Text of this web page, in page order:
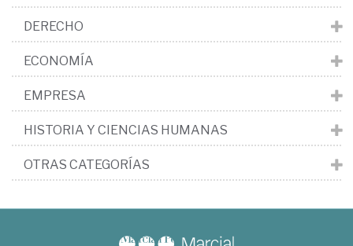
DERECHO
ECONOMÍA
EMPRESA
HISTORIA Y CIENCIAS HUMANAS
OTRAS CATEGORÍAS